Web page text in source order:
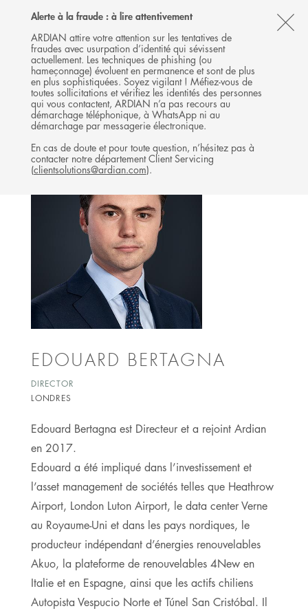
Alerte à la fraude : à lire attentivement
ARDIAN attire votre attention sur les tentatives de
fraudes avec usurpation d’identité qui sévissent
actuellement. Les techniques de phishing (ou
hameçonnage) évoluent en permanence et sont de plus
en plus sophistiquées. Soyez vigilant ! Méfiez-vous de
toutes sollicitations et vérifiez les identités des personnes
qui vous contactent, ARDIAN n’a pas recours au
démarchage téléphonique, à WhatsApp ni au
démarchage par messagerie électronique.
En cas de doute et pour toute question, n’hésitez pas à
contacter notre département Client Servicing
(clientsolutions@ardian.com).
Follow
Ardian
on
X
Follow
Ardian
on
LinkedIn
Follow
Ardian
on
YouTube
Ardian
on
Jobs
on
LinkedIn
MENU
L'ÉQUIPE
INFRASTRUCTURE
EDOUARD BERTAGNA
DIRECTOR
LONDRES
Edouard Bertagna est Directeur et a rejoint Ardian
en 2017.
Edouard a été impliqué dans l’investissement et
l’asset management de sociétés telles que Heathrow
Airport, London Luton Airport, le data center Verne
au Royaume-Uni et dans les pays nordiques, le
producteur indépendant d’énergies renouvelables
Akuo, la plateforme de renouvelables 4New en
Italie et en Espagne, ainsi que les actifs chiliens
Autopista Vespucio Norte et Túnel San Cristóbal. Il